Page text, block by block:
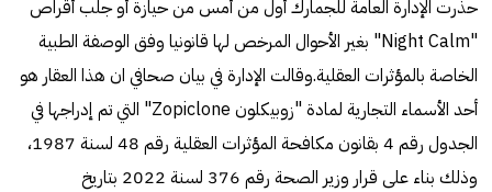
حذرت الإدارة العامة للجمارك أول من أمس من حيازة أو جلب أقراص
"Night Calm" بغير الأحوال المرخص لها قانونيا وفق الوصفة الطبية
الخاصة بالمؤثرات العقلية.وقالت الإدارة في بيان صحافي ان هذا العقار هو
أحد الأسماء التجارية لمادة "زوبيكلون Zopiclone" التي تم إدراجها في
الجدول رقم 4 بقانون مكافحة المؤثرات العقلية رقم 48 لسنة 1987،
وذلك بناء على قرار وزير الصحة رقم 376 لسنة 2022 بتاريخ